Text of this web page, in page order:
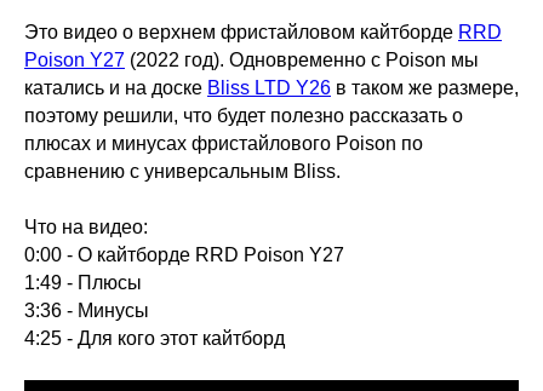
Это видео о верхнем фристайловом кайтборде RRD
Poison Y27 (2022 год). Одновременно с Poison мы
катались и на доске Bliss LTD Y26 в таком же размере,
поэтому решили, что будет полезно рассказать о
плюсах и минусах фристайлового Poison по
сравнению с универсальным Bliss.
Что на видео:
0:00 - О кайтборде RRD Poison Y27
1:49 - Плюсы
3:36 - Минусы
4:25 - Для кого этот кайтборд